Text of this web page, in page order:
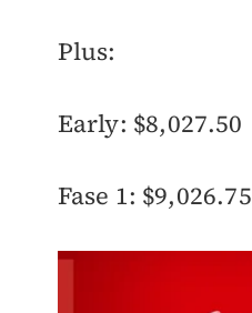
Plus:
Early: $8,027.50
Fase 1: $9,026.75